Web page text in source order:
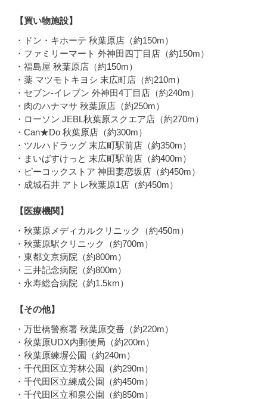
【買い物施設】
・ドン・キホーテ 秋葉原店（約150m）
・ファミリーマート 外神田四丁目店（約150m）
・福島屋 秋葉原店（約150m）
・薬 マツモトキヨシ 末広町店（約210m）
・セブン-イレブン 外神田4丁目店（約240m）
・肉のハナマサ 秋葉原店（約250m）
・ローソン JEBL秋葉原スクエア店（約270m）
・Can★Do 秋葉原店（約300m）
・ツルハドラッグ 末広町駅前店（約350m）
・まいばすけっと 末広町駅前店（約400m）
・ピーコックストア 神田妻恋坂店（約450m）
・成城石井 アトレ秋葉原1店（約450m）
【医療機関】
・秋葉原メディカルクリニック（約450m）
・秋葉原駅クリニック（約700m）
・東都文京病院（約800m）
・三井記念病院（約800m）
・永寿総合病院（約1.5km）
【その他】
・万世橋警察署 秋葉原交番（約220m）
・秋葉原UDX内郵便局（約200m）
・秋葉原練塀公園（約240m）
・千代田区立芳林公園（約290m）
・千代田区立練成公園（約450m）
・千代田区立和泉公園（約850m）